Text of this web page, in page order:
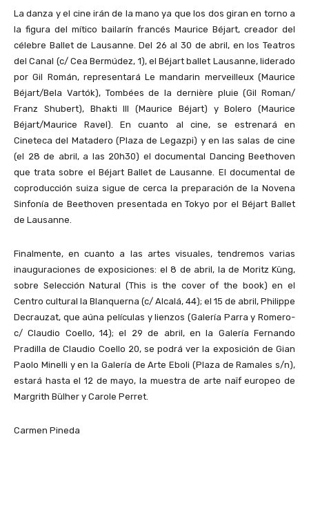
La danza y el cine irán de la mano ya que los dos giran en torno a
la figura del mítico bailarín francés Maurice Béjart, creador del
célebre Ballet de Lausanne. Del 26 al 30 de abril, en los Teatros
del Canal (c/ Cea Bermúdez, 1), el Béjart ballet Lausanne, liderado
por Gil Román, representará Le mandarin merveilleux (Maurice
Béjart/Bela Vartók), Tombées de la dernière pluie (Gil Roman/
Franz Shubert), Bhakti III (Maurice Béjart) y Bolero (Maurice
Béjart/Maurice Ravel). En cuanto al cine, se estrenará en
Cineteca del Matadero (Plaza de Legazpi) y en las salas de cine
(el 28 de abril, a las 20h30) el documental Dancing Beethoven
que trata sobre el Béjart Ballet de Lausanne. El documental de
coproducción suiza sigue de cerca la preparación de la Novena
Sinfonía de Beethoven presentada en Tokyo por el Béjart Ballet
de Lausanne.
Finalmente, en cuanto a las artes visuales, tendremos varias
inauguraciones de exposiciones: el 8 de abril, la de Moritz Küng,
sobre Selección Natural (This is the cover of the book) en el
Centro cultural la Blanquerna (c/ Alcalá, 44); el 15 de abril, Philippe
Decrauzat, que aúna películas y lienzos (Galería Parra y Romero-
c/ Claudio Coello, 14); el 29 de abril, en la Galería Fernando
Pradilla de Claudio Coello 20, se podrá ver la exposición de Gian
Paolo Minelli y en la Galería de Arte Eboli (Plaza de Ramales s/n),
estará hasta el 12 de mayo, la muestra de arte naïf europeo de
Margrith Bülher y Carole Perret.
Carmen Pineda